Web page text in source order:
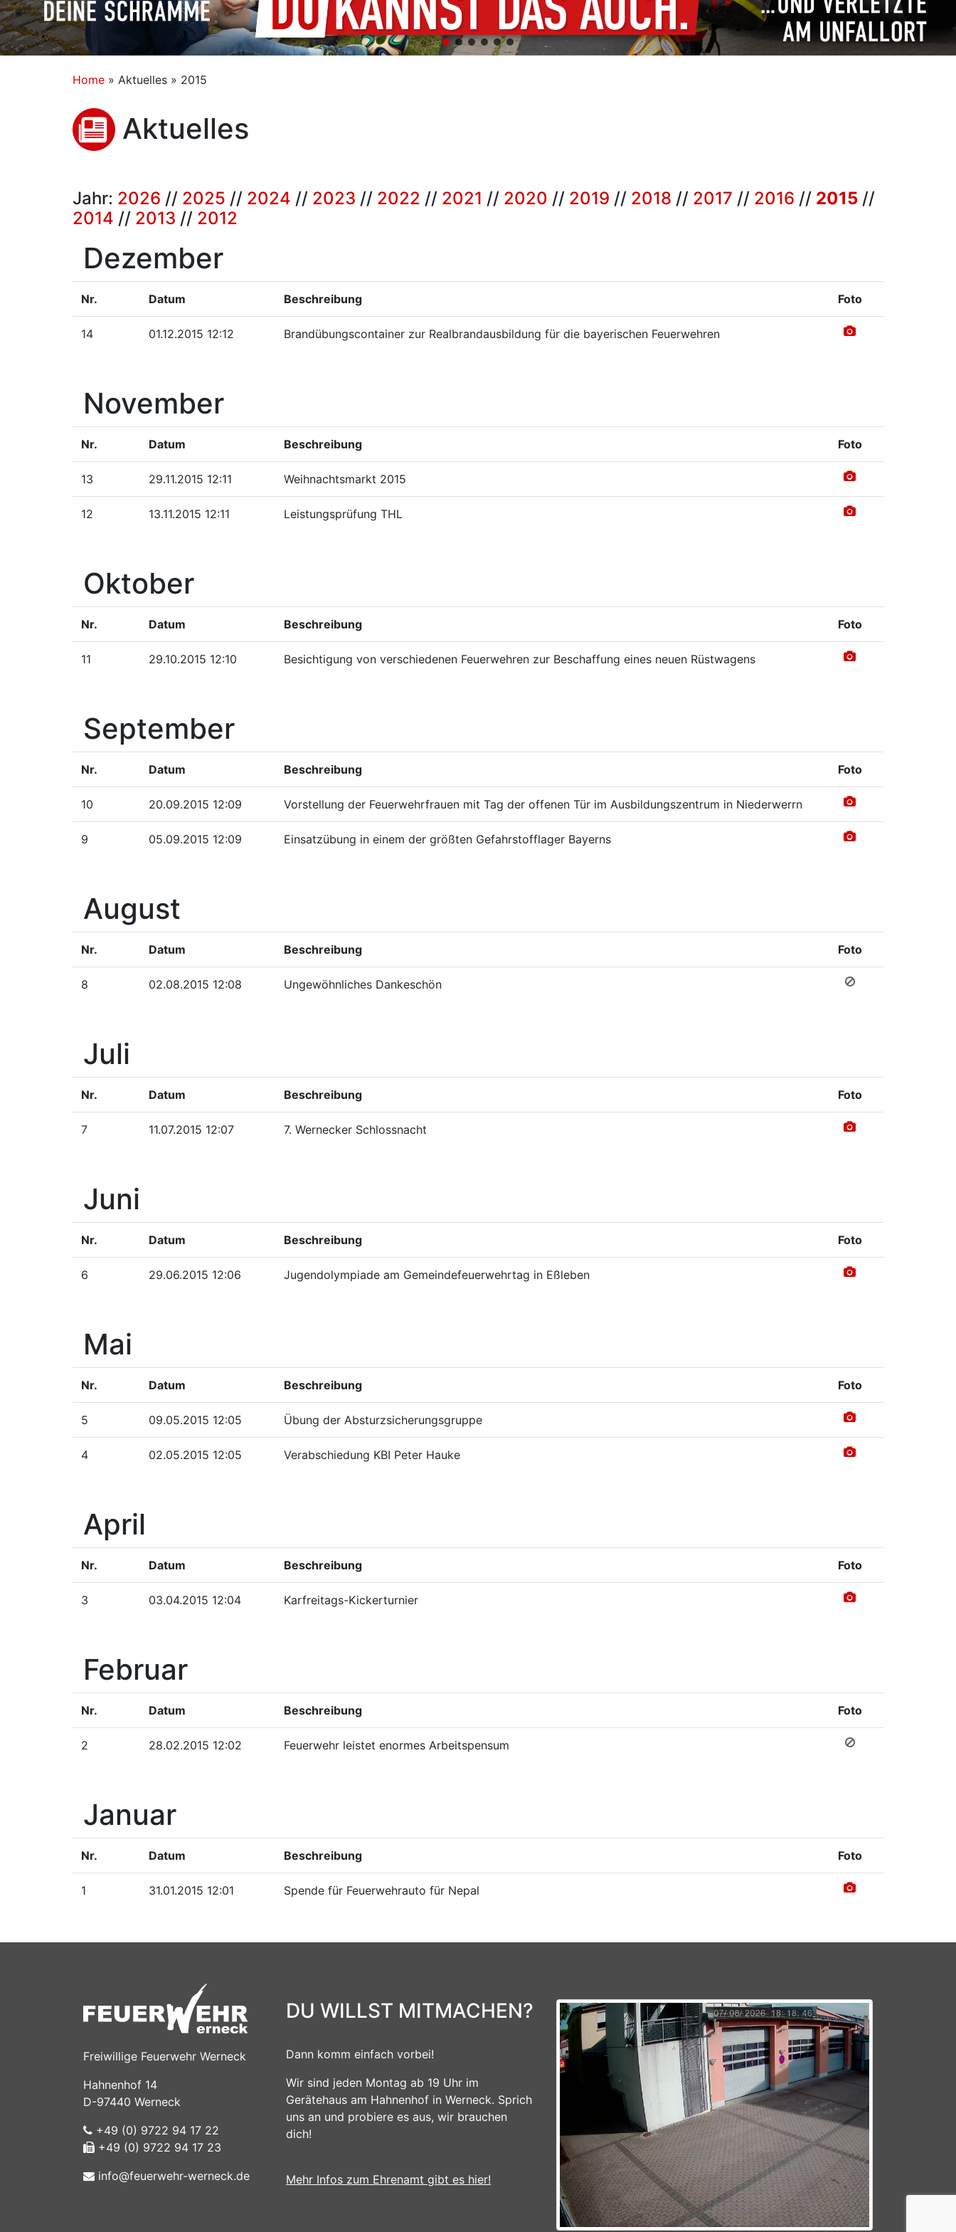
Home » Aktuelles » 2015
Aktuelles
Jahr: 2026 // 2025 // 2024 // 2023 // 2022 // 2021 // 2020 // 2019 // 2018 // 2017 // 2016 // 2015 //
2014 // 2013 // 2012
Dezember
Nr. Datum Beschreibung Foto
14 01.12.2015 12:12 Brandübungscontainer zur Realbrandausbildung für die bayerischen Feuerwehren
November
Nr. Datum Beschreibung Foto
13 29.11.2015 12:11 Weihnachtsmarkt 2015
12 13.11.2015 12:11 Leistungsprüfung THL
Oktober
Nr. Datum Beschreibung Foto
11 29.10.2015 12:10 Besichtigung von verschiedenen Feuerwehren zur Beschaffung eines neuen Rüstwagens
September
Nr. Datum Beschreibung Foto
10 20.09.2015 12:09 Vorstellung der Feuerwehrfrauen mit Tag der offenen Tür im Ausbildungszentrum in Niederwerrn
9 05.09.2015 12:09 Einsatzübung in einem der größten Gefahrstofflager Bayerns
August
Nr. Datum Beschreibung Foto
8 02.08.2015 12:08 Ungewöhnliches Dankeschön
Juli
Nr. Datum Beschreibung Foto
7 11.07.2015 12:07 7. Wernecker Schlossnacht
Juni
Nr. Datum Beschreibung Foto
6 29.06.2015 12:06 Jugendolympiade am Gemeindefeuerwehrtag in Eßleben
Mai
Nr. Datum Beschreibung Foto
5 09.05.2015 12:05 Übung der Absturzsicherungsgruppe
4 02.05.2015 12:05 Verabschiedung KBI Peter Hauke
April
Nr. Datum Beschreibung Foto
3 03.04.2015 12:04 Karfreitags-Kickerturnier
Februar
Nr. Datum Beschreibung Foto
2 28.02.2015 12:02 Feuerwehr leistet enormes Arbeitspensum
Januar
Nr. Datum Beschreibung Foto
1 31.01.2015 12:01 Spende für Feuerwehrauto für Nepal
Freiwillige Feuerwehr Werneck
Hahnenhof 14
D-97440 Werneck
+49 (0) 9722 94 17 22
+49 (0) 9722 94 17 23
info@feuerwehr-werneck.de
DU WILLST MITMACHEN?
Dann komm einfach vorbei!
Wir sind jeden Montag ab 19 Uhr im
Gerätehaus am Hahnenhof in Werneck. Sprich
uns an und probiere es aus, wir brauchen
dich!
Mehr Infos zum Ehrenamt gibt es hier!